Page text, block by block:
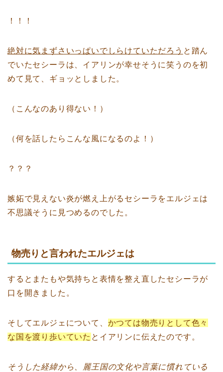
！！！
絶対に気まずさいっぱいでしらけていただろう と踏ん
でいたセシーラは、イアリンが幸せそうに笑うのを初
めて見て、ギョッとしました。
（こんなのあり得ない！）
（何を話したらこんな風になるのよ！）
？？？
嫉妬で見えない炎が燃え上がるセシーラをエルジェは
不思議そうに見つめるのでした。
物売りと言われたエルジェは
するとまたもや気持ちと表情を整え直したセシーラが
口を開きました。
そしてエルジェについて、 かつては物売りとして色々
な国を渡り歩いていた とイアリンに伝えたのです。
そうした経緯から、麗王国の文化や言葉に慣れている